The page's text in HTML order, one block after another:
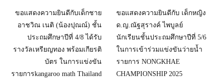
ขอแสดงความยินดีกับเด็กชาย
อาชวิณ เนติ (น้องปุณณ์) ชั้น
ประถมศึกษาปีที่ 4/8 ได้รับ
รางวัลเหรียญทอง พร้อมเกียรติ
บัตร ในการแข่งขัน
รายการkangaroo math Thailand
ขอแสดงความยินดีกับ เด็กหญิง
ด.ญ.ณัฐสุรางค์ ไพบูลย์
นักเรียนชั้นประถมศึกษาปีที่ 5/6
ในการเข้าร่วมแข่งขันว่ายน้ำ
รายการ NONGKHAE
CHAMPIONSHIP 2025